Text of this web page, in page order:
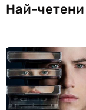
Най-четени